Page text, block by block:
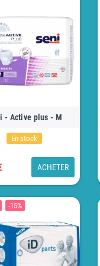
- Active plus - M
En stock
ACHETER
-15%